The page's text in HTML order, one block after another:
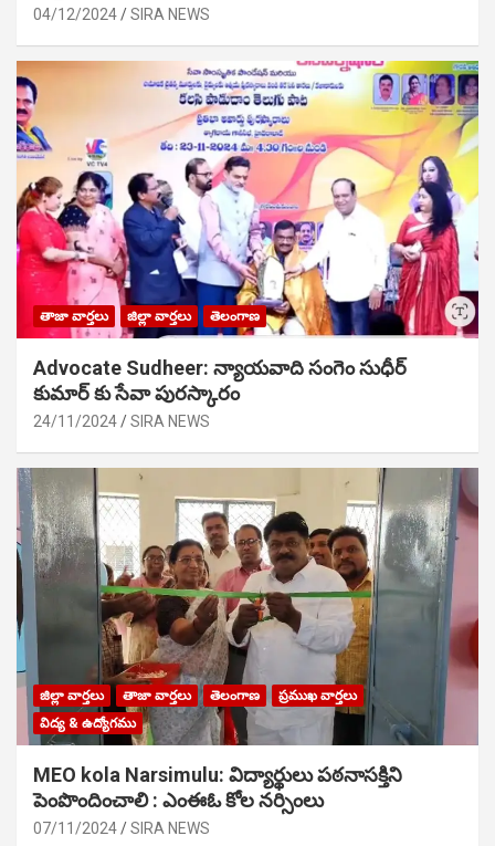
04/12/2024 SIRA NEWS
తాజా వార్తలు జిల్లా వార్తలు తెలంగాణ
Advocate Sudheer: న్యాయవాది సంగెం సుధీర్
కుమార్ కు సేవా పురస్కారం
24/11/2024 SIRA NEWS
జిల్లా వార్తలు తాజా వార్తలు తెలంగాణ
ప్రముఖ వార్తలు
విద్య & ఉద్యోగము
MEO kola Narsimulu: విద్యార్థులు పఠ‌నాసక్తిని
పెంపొందించాలి : ఎంఈఓ కోల నర్సింలు
07/11/2024 SIRA NEWS